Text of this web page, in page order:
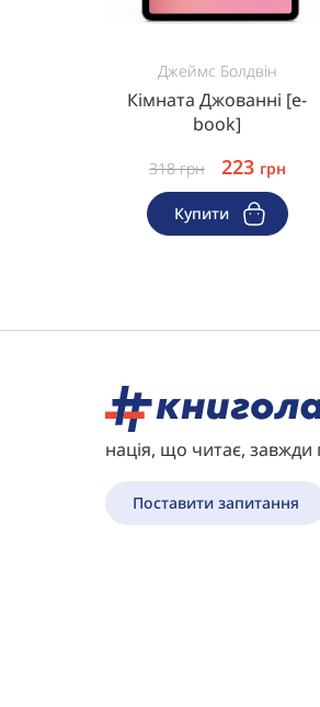
Джеймс Болдвін
Кімната Джованні [e-
book]
318грн 223 грн
Купити
нація, що читає, завжди
Поставити запитання